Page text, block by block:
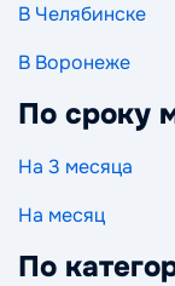
В Челябинске
В Воронеже
По сроку
На 3 месяца
На месяц
По